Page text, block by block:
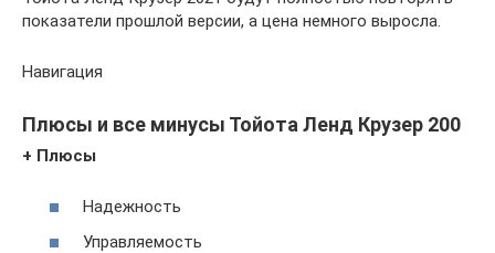
показатели прошлой версии, а цена немного выросла.
Навигация
Плюсы и все минусы Тойота Ленд Крузер 200
+ Плюсы
Надежность
Управляемость